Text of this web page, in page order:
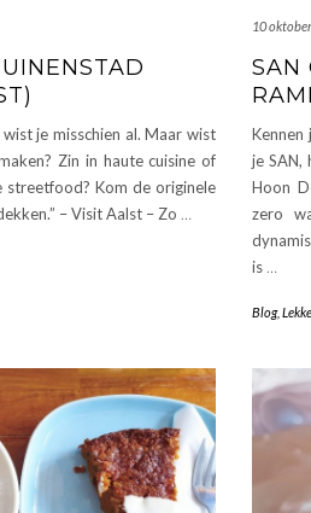
je misschien al. Maar wist
Zin in haute cuisine of
Kom de originele
– Visit Aalst – Zo …
10
SAN
Kennen
je SAN,
Hoon
zero
is…
Blog,